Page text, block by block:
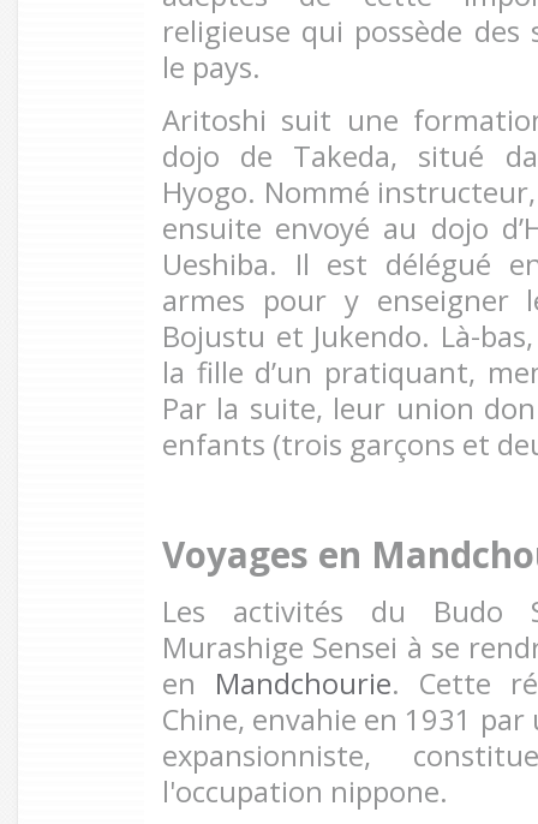
religieuse qui possède
le pays.
Aritoshi suit une
dojo de Takeda, situé
Hyogo. Nommé
ensuite envoyé au dojo
Ueshiba. Il est délégué
armes pour y enseigner
Bojustu et Jukendo. Là-
la fille d’un pratiquant,
Par la suite, leur union
enfants (trois garçons et
Voyages en
Les activités du Budo
Murashige Sensei à se
en Mandchourie. Cette
Chine, envahie en 1931
expansionniste,
l'occupation nippone.